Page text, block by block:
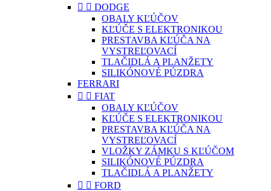
  DODGE
OBALY KĽÚČOV
KĽÚČE S ELEKTRONIKOU
PRESTAVBA KĽÚČA NA
VYSTREĽOVACÍ
TLAČIDLÁ A PLANŽETY
SILIKÓNOVÉ PÚZDRA
FERRARI
  FIAT
OBALY KĽÚČOV
KĽÚČE S ELEKTRONIKOU
PRESTAVBA KĽÚČA NA
VYSTREĽOVACÍ
VLOŽKY ZÁMKU S KĽÚČOM
SILIKÓNOVÉ PÚZDRA
TLAČIDLÁ A PLANŽETY
  FORD